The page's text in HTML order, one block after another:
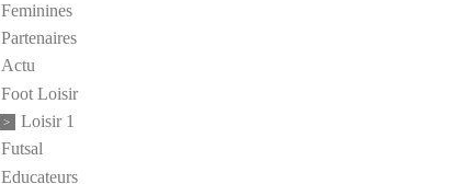
Feminines
Partenaires
Actu
Foot Loisir
Loisir 1
Futsal
Educateurs